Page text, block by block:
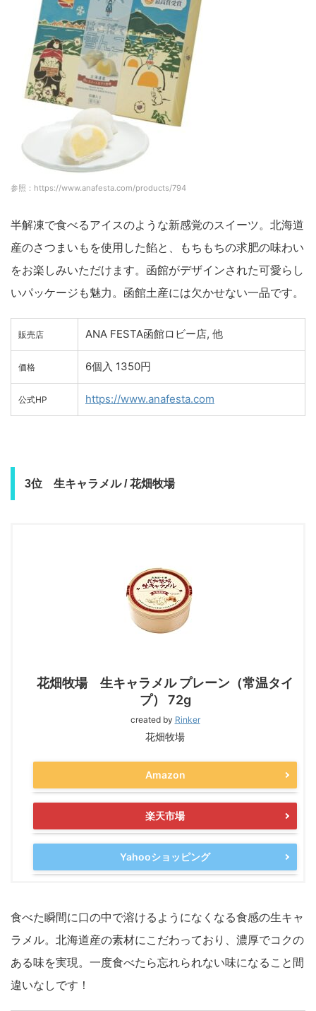
参照：https://www.anafesta.com/products/794
半解凍で食べるアイスのような新感覚のスイーツ。北海道
産のさつまいもを使用した餡と、もちもちの求肥の味わい
をお楽しみいただけます。函館がデザインされた可愛らし
いパッケージも魅力。函館土産には欠かせない一品です。
販売店 ANA FESTA函館ロビー店, 他
価格 6個入 1350円
公式HP https://www.anafesta.com
3位 生キャラメル / 花畑牧場
花畑牧場 生キャラメル プレーン（常温タイ
プ） 72g
created by Rinker
花畑牧場
Amazon
楽天市場
Yahooショッピング
食べた瞬間に口の中で溶けるようになくなる食感の生キャ
ラメル。北海道産の素材にこだわっており、濃厚でコクの
ある味を実現。一度食べたら忘れられない味になること間
違いなしです！